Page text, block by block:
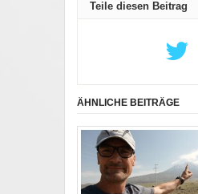
Teile diesen Beitrag
ÄHNLICHE BEITRÄGE